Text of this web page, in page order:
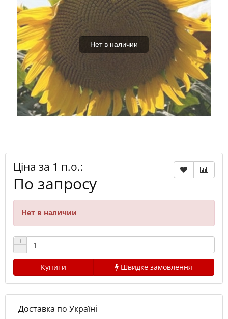
Нет в наличии
Ціна за 1 п.о.:
По запросу
Нет в наличии
+
−
Купити
Швидке замовлення
Доставка по Україні